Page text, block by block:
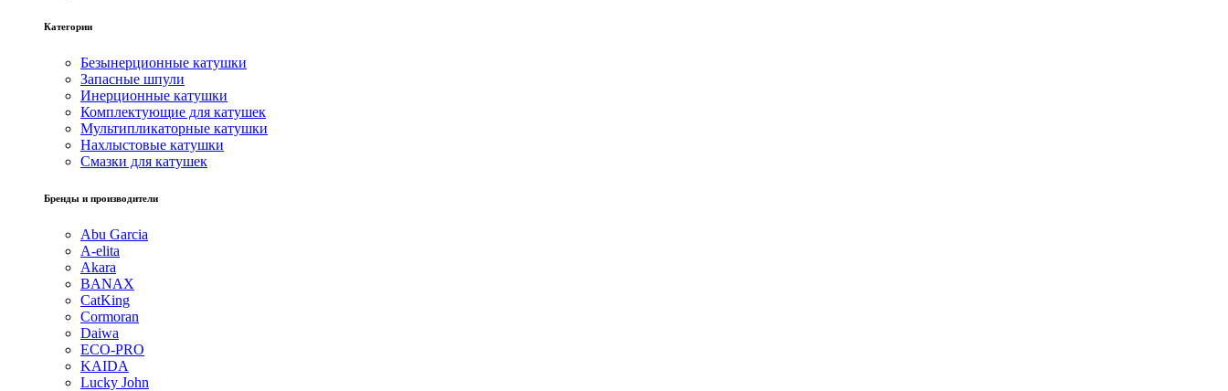
Категории
Безынерционные катушки
Запасные шпули
Инерционные катушки
Комплектующие для катушек
Мультипликаторные катушки
Нахлыстовые катушки
Смазки для катушек
Бренды и производители
Abu Garcia
A-elita
Akara
BANAX
CatKing
Cormoran
Daiwa
ECO-PRO
KAIDA
Lucky John